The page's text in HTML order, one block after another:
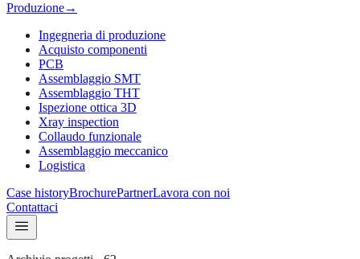
Produzione→
Ingegneria di produzione
Acquisto componenti
PCB
Assemblaggio SMT
Assemblaggio THT
Ispezione ottica 3D
Xray inspection
Collaudo funzionale
Assemblaggio meccanico
Logistica
Case historyBrochurePartnerLavora con noi
Contattaci